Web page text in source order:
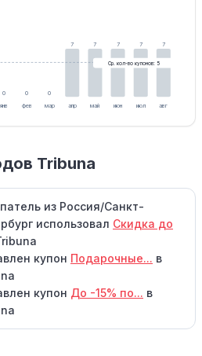
0
янв
0
фев
0
мар
7
апр
7
май
7
июн
7
июл
7
авг
Ср. кол-во купонов: 5
Tribuna
из Россия/Санкт-
использовал Скидка до
купон Подарочные... в
купон До -15% по... в